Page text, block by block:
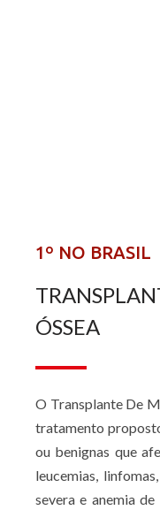
1º NO BRASIL
ÓSSEA
O Transplante De
tratamento
ou benignas que
leucemias,
severa e anemia